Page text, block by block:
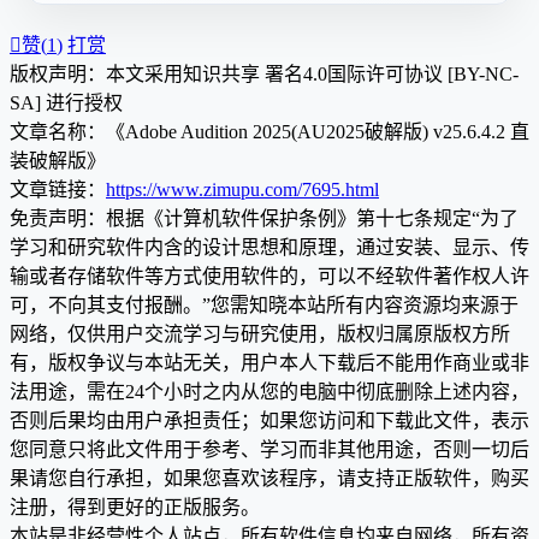
赞(1) 打赏
版权声明：本文采用知识共享 署名4.0国际许可协议 [BY-NC-
SA] 进行授权
文章名称：《Adobe Audition 2025(AU2025破解版) v25.6.4.2 直
装破解版》
文章链接： https://www.zimupu.com/7695.html
免责声明：根据《计算机软件保护条例》第十七条规定“为了
学习和研究软件内含的设计思想和原理，通过安装、显示、传
输或者存储软件等方式使用软件的，可以不经软件著作权人许
可，不向其支付报酬。”您需知晓本站所有内容资源均来源于
网络，仅供用户交流学习与研究使用，版权归属原版权方所
有，版权争议与本站无关，用户本人下载后不能用作商业或非
法用途，需在24个小时之内从您的电脑中彻底删除上述内容，
否则后果均由用户承担责任；如果您访问和下载此文件，表示
您同意只将此文件用于参考、学习而非其他用途，否则一切后
果请您自行承担，如果您喜欢该程序，请支持正版软件，购买
注册，得到更好的正版服务。